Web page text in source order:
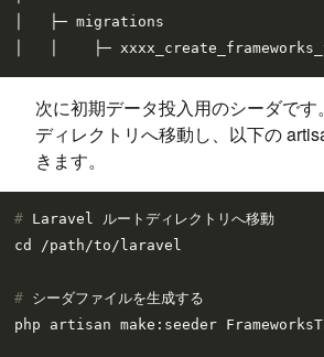
│   ├─ migrations
次に初期データ投入用のシーダです
ディレクトリへ移動し、以下の
きます。
# Laravel ルートディレクトリへ移動
# シーダファイルを生成する